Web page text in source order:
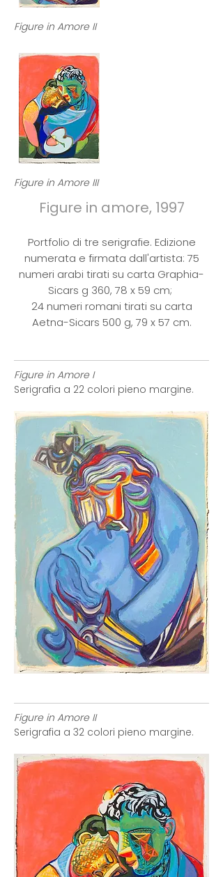
Figure in Amore II
Figure in Amore III
Figure in amore, 1997
Portfolio di tre serigrafie. Edizione
numerata e firmata dall'artista: 75
numeri arabi tirati su carta Graphia-
Sicars g 360, 78 x 59 cm;
24 numeri romani tirati su carta
Aetna-Sicars 500 g, 79 x 57 cm.
Figure in Amore I
Serigrafia a 22 colori pieno margine.
Figure in Amore II
Serigrafia a 32 colori pieno margine.